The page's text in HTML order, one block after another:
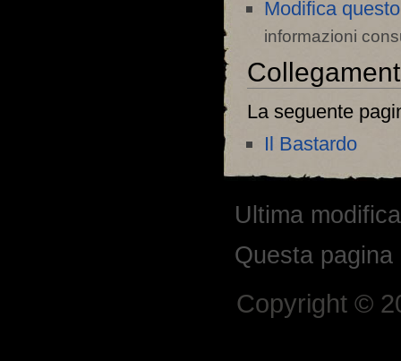
Modifica
informazioni
La seguente
Il Bastardo
Ultima
Questa
Copyright ©